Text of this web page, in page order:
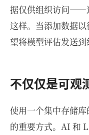
据仅供组织访问——
这样。当添加数据
望将模型评估发送到
不仅仅是可观
使用一个集中存储
的重要方式。AI 和